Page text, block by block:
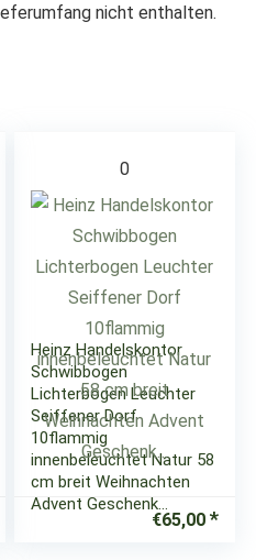
nicht enthalten.
0
Heinz Handelskontor
Schwibbogen
Lichterbogen Leuchter
Seiffener Dorf
10flammig
innenbeleuchtet Natur 58
cm breit Weihnachten
Advent Geschenk…
€65,00